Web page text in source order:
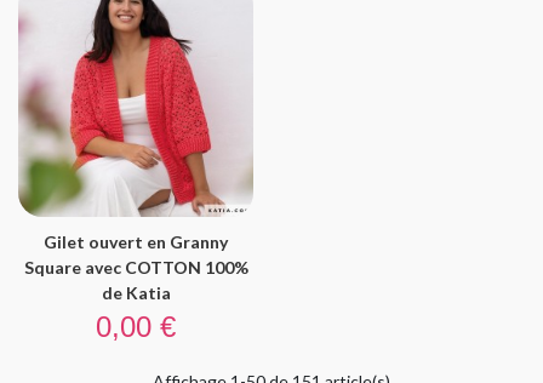
Gilet ouvert en Granny
Square avec COTTON 100%
de Katia
Prix
0,00 €